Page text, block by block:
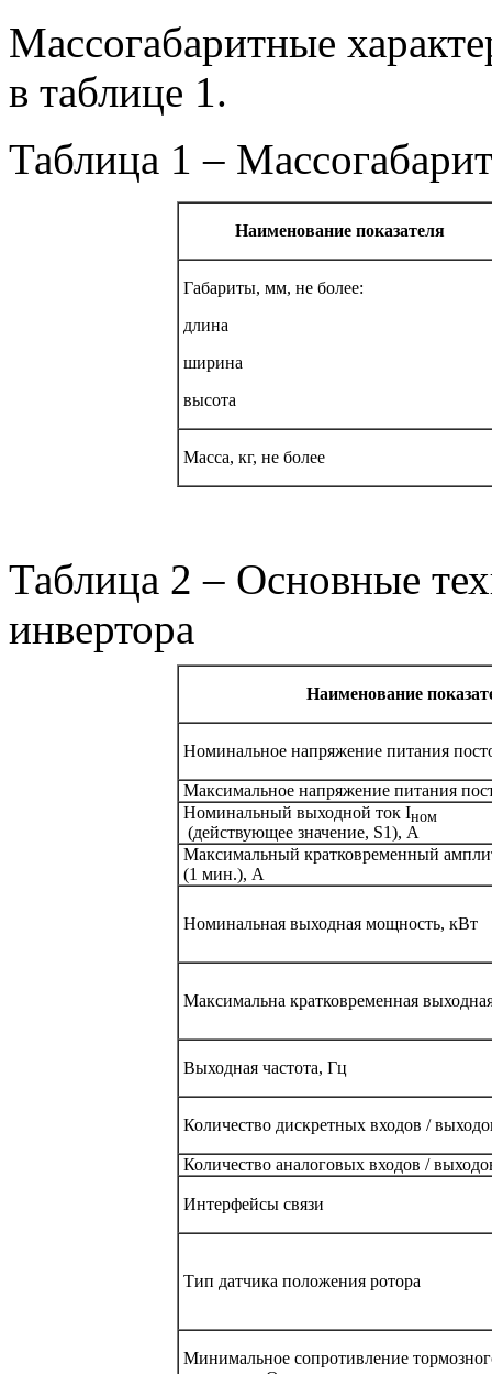
Массогабаритные
в таблице 1.
Таблица 1 –
Наименование показателя
Габариты, мм, не более:
длина
ширина
высота
Масса, кг, не более
Таблица 2 – Основные
инвертора
Наименование
Номинальное напряжение питания
Максимальное напряжение питания
Номинальный выходной ток Iном
(действующее значение, S1), А
Максимальный кратковременный
(1 мин.), А
Номинальная выходная мощность, кВт
Максимальна кратковременная
Выходная частота, Гц
Количество дискретных входов /
Количество аналоговых входов /
Интерфейсы связи
Тип датчика положения ротора
Минимальное сопротивление